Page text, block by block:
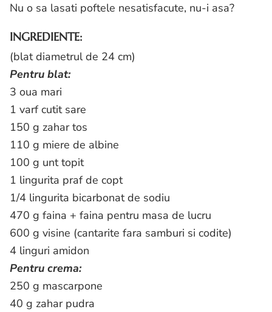
Nu o sa lasati poftele nesatisfacute, nu-i asa?
INGREDIENTE:
(blat diametrul de 24 cm)
Pentru blat:
3 oua mari
1 varf cutit sare
150 g zahar tos
110 g miere de albine
100 g unt topit
1 lingurita praf de copt
1/4 lingurita bicarbonat de sodiu
470 g faina + faina pentru masa de lucru
600 g visine (cantarite fara samburi si codite)
4 linguri amidon
Pentru crema:
250 g mascarpone
40 g zahar pudra